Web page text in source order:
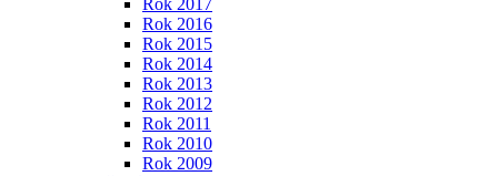
Rok 2017
Rok 2016
Rok 2015
Rok 2014
Rok 2013
Rok 2012
Rok 2011
Rok 2010
Rok 2009